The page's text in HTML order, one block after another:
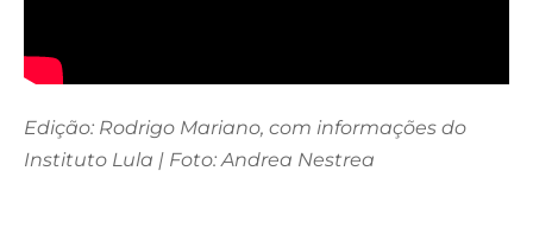
Edição: Rodrigo Mariano, com informações do
Instituto Lula | Foto: Andrea Nestrea